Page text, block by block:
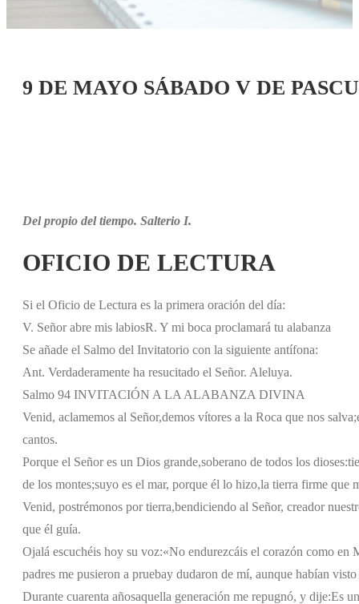
9 DE MAYO SÁBADO V DE
Del propio del tiempo. Salterio I.
OFICIO DE LECTURA
Si el Oficio de Lectura es la primera oración del día:
V. Señor abre mis labiosR. Y mi boca proclamará tu alabanza
Se añade el Salmo del Invitatorio con la siguiente antífona:
Ant. Verdaderamente ha resucitado el Señor. Aleluya.
Salmo 94 INVITACIÓN A LA ALABANZA DIVINA
Venid, aclamemos al Señor,demos vítores a la Roca que nos salva;
cantos.
Porque el Señor es un Dios grande,soberano de todos los dioses:
de los montes;suyo es el mar, porque él lo hizo,la tierra firme que
Venid, postrémonos por tierra,bendiciendo al Señor, creador
que él guía.
Ojalá escuchéis hoy su voz:«No endurezcáis el corazón como en
padres me pusieron a pruebay dudaron de mí, aunque habían visto
Durante cuarenta añosaquella generación me repugnó, y dije:Es